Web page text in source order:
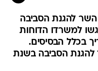
להגנת הסביבה
למשרדו הדוחות
בכלל הבסיסים.
להגנת הסביבה בשנת